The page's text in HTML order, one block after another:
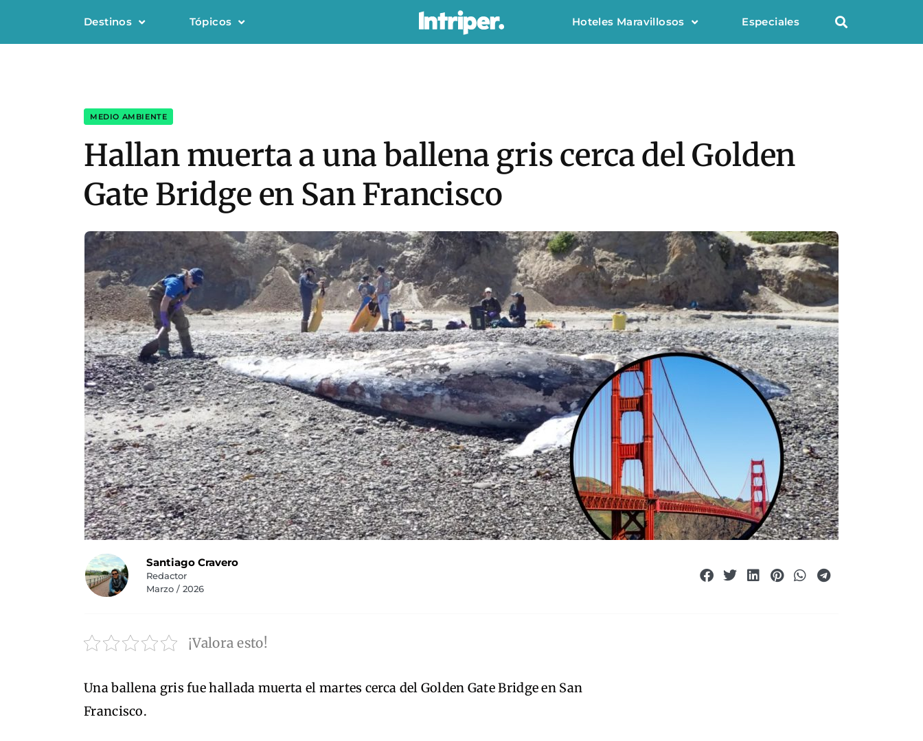
Destinos Tópicos Hoteles Maravillosos Especiales
MEDIO AMBIENTE
Hallan muerta a una ballena gris cerca del Golden
Gate Bridge en San Francisco
Santiago Cravero
Redactor
Marzo / 2026
¡Valora esto!
Una ballena gris fue hallada muerta el martes cerca del Golden Gate Bridge en San
Francisco.